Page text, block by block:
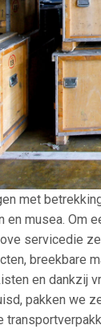
met
en musea. Om
servicedie
breekbare
en dankzij
pakken we